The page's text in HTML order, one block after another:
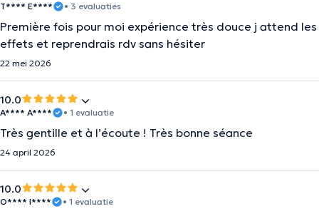
T**** E**** • 3 evaluaties
Première fois pour moi expérience très douce j attend les
effets et reprendrais rdv sans hésiter
22 mei 2026
10.0
A**** A**** • 1 evaluatie
Très gentille et à l’écoute ! Très bonne séance
24 april 2026
10.0
O**** I**** • 1 evaluatie